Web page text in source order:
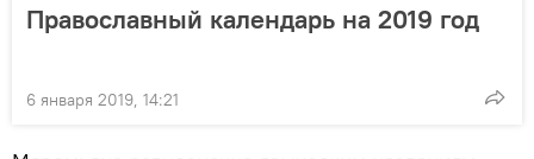
Православный календарь на 2019 год
6 января 2019, 14:21